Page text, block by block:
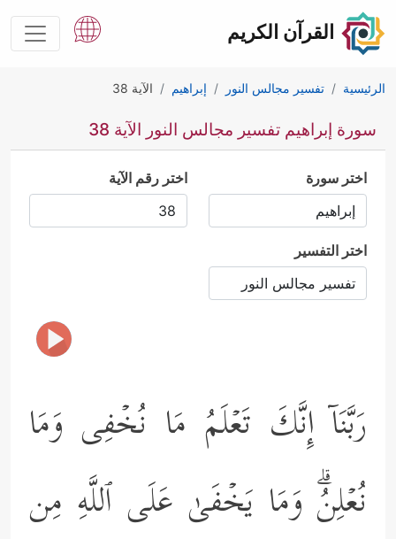
القرآن الكريم
الرئيسية تفسير مجالس النور إبراهيم الآية 38
سورة إبراهيم تفسير مجالس النور الآية 38
اختر سورة اختر رقم الآية
اختر التفسير
رَبَّنَاۤ إِنَّكَ تَعۡلَمُ مَا نُخۡفِی وَمَا
نُعۡلِنُۗ وَمَا یَخۡفَىٰ عَلَى ٱللَّهِ مِن